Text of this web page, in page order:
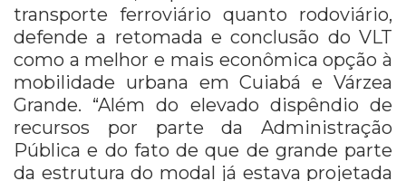
transporte ferroviário quanto rodoviário,
defende a retomada e conclusão do VLT
como a melhor e mais econômica opção à
mobilidade urbana em Cuiabá e Várzea
Grande. “Além do elevado dispêndio de
recursos por parte da Administração
Pública e do fato de que de grande parte
da estrutura do modal já estava projetada